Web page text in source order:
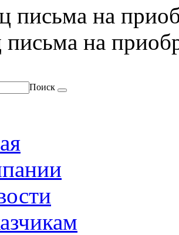
письма на
Поиск